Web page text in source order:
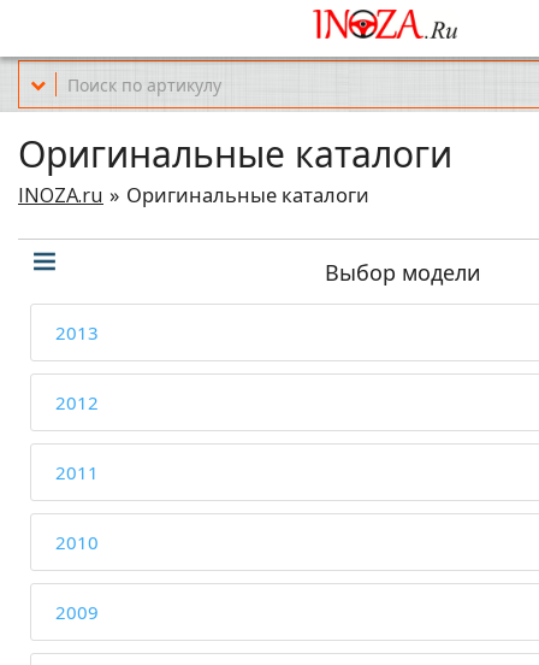
Офис обслуживания г.Краснодар (KRD) Куликова Поля 2 (магазин
Оригинальные каталоги
INOZA.ru Оригинальные каталоги
Выбор модели
2013
2012
2011
2010
2009